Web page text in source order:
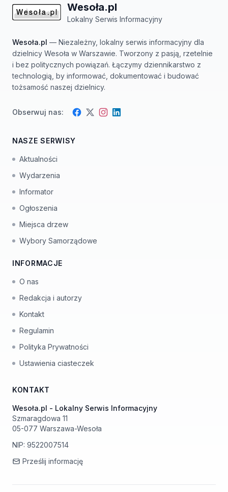
Wesoła.pl
Lokalny Serwis Informacyjny
Wesoła.pl — Niezależny, lokalny serwis informacyjny dla
dzielnicy Wesoła w Warszawie. Tworzony z pasją, rzetelnie
i bez politycznych powiązań. Łączymy dziennikarstwo z
technologią, by informować, dokumentować i budować
tożsamość naszej dzielnicy.
Obserwuj nas: Facebook
TwitterInstagram
LinkedIn
NASZE SERWISY
Aktualności
Wydarzenia
Informator
Ogłoszenia
Miejsca drzew
Wybory Samorządowe
INFORMACJE
O nas
Redakcja i autorzy
Kontakt
Regulamin
Polityka Prywatności
Ustawienia ciasteczek
KONTAKT
Wesoła.pl - Lokalny Serwis Informacyjny
Szmaragdowa 11
05-077 Warszawa-Wesoła
NIP: 9522007514
Prześlij informację